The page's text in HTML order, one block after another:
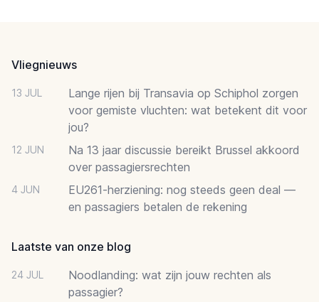
Vliegnieuws
13 JUL
Lange rijen bij Transavia op Schiphol zorgen
voor gemiste vluchten: wat betekent dit voor
jou?
12 JUN
Na 13 jaar discussie bereikt Brussel akkoord
over passagiersrechten
4 JUN
EU261-herziening: nog steeds geen deal —
en passagiers betalen de rekening
Laatste van onze blog
24 JUL
Noodlanding: wat zijn jouw rechten als
passagier?